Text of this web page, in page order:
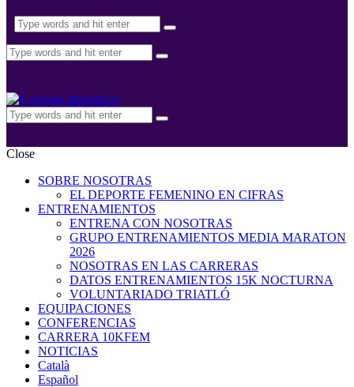
Close
SOBRE NOSOTRAS
EL DEPORTE FEMENINO EN CIFRAS
ENTRENAMIENTOS
ENTRENA CON NOSOTRAS
GRUPO ENTRENAMIENTOS MEDIA MARATON
2026
NOSOTRAS EN LAS CARRERAS
DATOS ENTRENAMIENTOS 15K NOCTURNA
VOLUNTARIADO TRIATLÓ
EQUIPACIONES
CONFERENCIAS
CARRERA 10KFEM
NOTICIAS
Català
Español